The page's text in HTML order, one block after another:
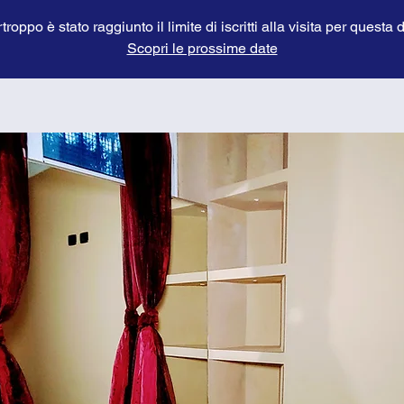
è stato raggiunto il limite di iscritti alla visita per questa
Scopri le prossime date